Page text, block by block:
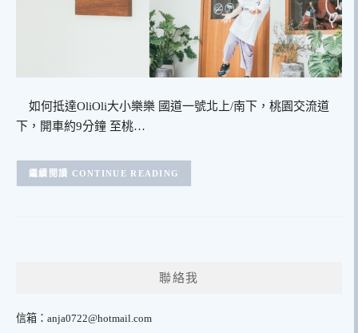
如何抵達OliOli大小樂樂 國道一號北上/南下，桃園交流道
下，開車約9分鐘 至桃…
CONTINUE READING
聯絡我
信箱： anja0722@hotmail.com